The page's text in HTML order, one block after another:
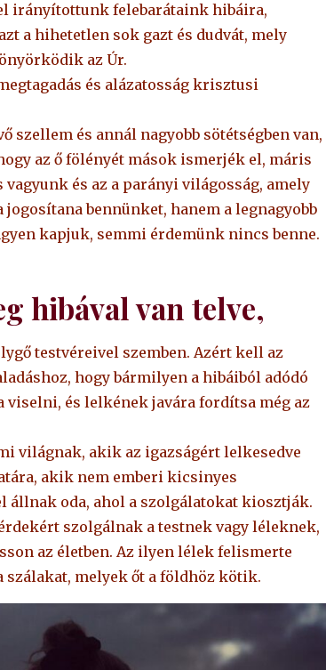
irányítottunk felebarátaink hibáira,
a hihetetlen sok gazt és dudvát, mely
az Úr.
és alázatosság krisztusi
szellem és annál nagyobb sötétségben van,
az ő fölényét mások ismerjék el, máris
és az a parányi világosság, amely
bennünket, hanem a legnagyobb
kapjuk, semmi érdemünk nincs benne.
hibával van telve,
testvéreivel szemben. Azért kell az
hogy bármilyen a hibáiból adódó
viselni, és lelkének javára fordítsa még az
világnak, akik az igazságért lelkesedve
akik nem emberi kicsinyes
állnak oda, ahol a szolgálatokat kiosztják.
szolgálnak a testnek vagy léleknek,
az életben. Az ilyen lélek felismerte
szálakat, melyek őt a földhöz kötik.